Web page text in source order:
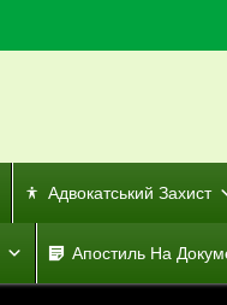
Адвокатський Захист
Апостиль На